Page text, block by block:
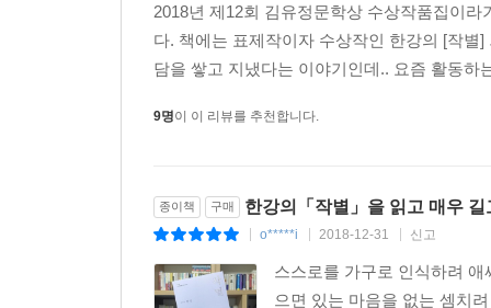
심사평
없다. 그녀가 소멸의 운명 앞에서도 인간의 품
명료해지지 않을까. 소멸이라는 사건을 미분해
단순히 눈사람이 되어버린 어느 여성에 관한
(눈사람)의 경계, 삶과 죽음의 경계, 존재와 소멸
명성을 얻고 있는 작가이지만, 심사위원들의 눈
2018년 제12회 김유정문학상 수상작품집이
다. 책에는 표제작이자 수상작인 한강의 [작
담을 쌓고 지냈다는 이야기인데.. 요즘 활동
9명이 이 리뷰를 추천합니다.
종이책 구매 한강의「작별」을 읽고 매우 길
o*****i 2018-12-31 신고
스스로를 가구로 인식하려
으면 있는 마음을 없는 셈치